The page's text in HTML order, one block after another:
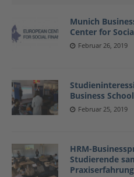
Munich
Center for
Februar 26, 2019
Business
Februar 25, 2019
HRM-
Studierende
Praxiserfahrung